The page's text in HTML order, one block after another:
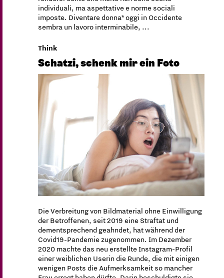
individuali, ma aspettative e norme sociali
imposte. Diventare donna* oggi in Occidente
sembra un lavoro interminabile, ...
Think
Schatzi, schenk mir ein Foto
Die Verbreitung von Bildmaterial ohne Einwilligung
der Betroffenen, seit 2019 eine Straftat und
dementsprechend geahndet, hat während der
Covid19-Pandemie zugenommen. Im Dezember
2020 machte das neu erstellte Instagram-Profil
einer weiblichen Userin die Runde, die mit einigen
wenigen Posts die Aufmerksamkeit so mancher